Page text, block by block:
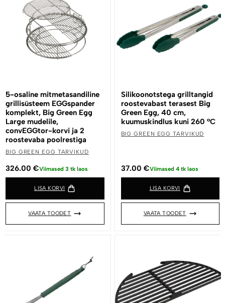
5-osaline mitmetasandiline
grillisüsteem EGGspander
komplekt, Big Green Egg
Large mudelile,
convEGGtor-korvi ja 2
roostevaba poolrestiga
BIG GREEN EGG TARVIKUD
326.00 €Viimased 3 tk laos
LISA KORVI
VAATA TOODET
Silikoonotstega grilltangid
roostevabast terasest Big
Green Egg, 40 cm,
kuumuskindlus kuni 260 °C
BIG GREEN EGG TARVIKUD
37.00 €Viimased 4 tk laos
LISA KORVI
VAATA TOODET